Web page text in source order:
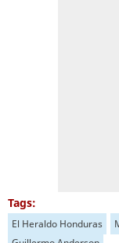
Tags:
El Heraldo Honduras